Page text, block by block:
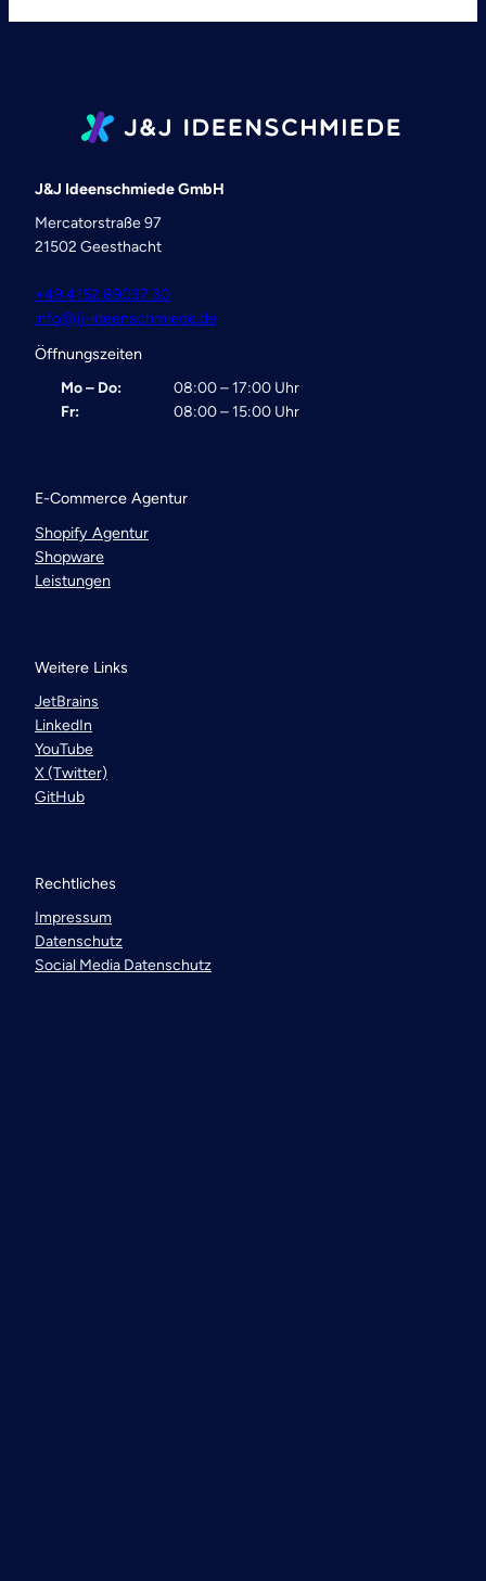
J&J Ideenschmiede GmbH
Mercatorstraße 97
21502 Geesthacht
+49 4152 89037 30
info@jj-ideenschmiede.de
Öffnungszeiten
Mo – Do:
Fr:
08:00 – 17:00 Uhr
08:00 – 15:00 Uhr
E-Commerce Agentur
Shopify Agentur
Shopware
Leistungen
Weitere Links
JetBrains
LinkedIn
YouTube
X (Twitter)
GitHub
Rechtliches
Impressum
Datenschutz
Social Media Datenschutz